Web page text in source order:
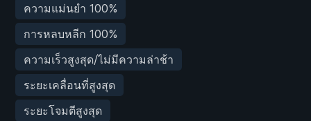
ความแม่นยำ 100%
การหลบหลีก 100%
ความเร็วสูงสุด/ไม่มีความล่าช้า
ระยะเคลื่อนที่สูงสุด
ระยะโจมตีสูงสุด